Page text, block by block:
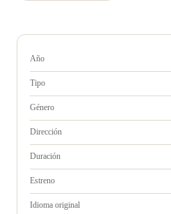
Año
Tipo
Género
Dirección
Duración
Estreno
Idioma original